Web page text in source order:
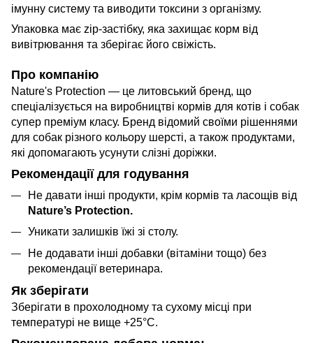
імунну систему та виводити токсини з організму.
Упаковка має zip-застібку, яка захищає корм від
вивітрювання та зберігає його свіжість.
Про компанію
Nature's Protection — це литовський бренд, що
спеціалізується на виробництві кормів для котів і собак
супер преміум класу. Бренд відомий своїми рішеннями
для собак різного кольору шерсті, а також продуктами,
які допомагають усунути слізні доріжки.
Рекомендації для годування
Не давати інші продукти, крім кормів та ласощів від
Nature’s Protection.
Уникати залишків їжі зі столу.
Не додавати інші добавки (вітаміни тощо) без
рекомендації ветеринара.
Як зберігати
Зберігати в прохолодному та сухому місці при
температурі не вище +25°C.